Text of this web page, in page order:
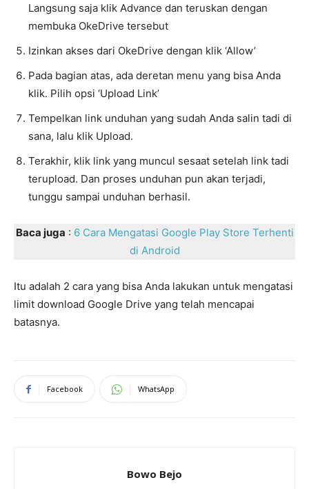
Langsung saja klik Advance dan teruskan dengan
membuka OkeDrive tersebut
Izinkan akses dari OkeDrive dengan klik ‘Allow’
Pada bagian atas, ada deretan menu yang bisa Anda
klik. Pilih opsi ‘Upload Link’
Tempelkan link unduhan yang sudah Anda salin tadi di
sana, lalu klik Upload.
Terakhir, klik link yang muncul sesaat setelah link tadi
terupload. Dan proses unduhan pun akan terjadi,
tunggu sampai unduhan berhasil.
Baca juga : 6 Cara Mengatasi Google Play Store Terhenti
di Android
Itu adalah 2 cara yang bisa Anda lakukan untuk mengatasi
limit download Google Drive yang telah mencapai
batasnya.
Facebook WhatsApp
Bowo Bejo